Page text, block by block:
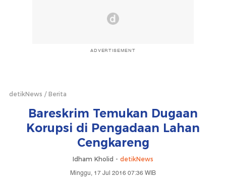
ADVERTISEMENT
detikNews Berita
Bareskrim Temukan Dugaan
Korupsi di Pengadaan Lahan
Cengkareng
Idham Kholid - detikNews
Minggu, 17 Jul 2016 07:36 WIB